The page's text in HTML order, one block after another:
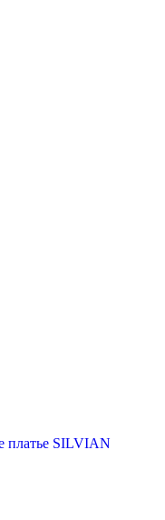
платье SILVIAN